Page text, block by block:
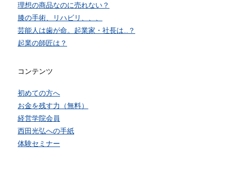
理想の商品なのに売れない？
膝の手術、リハビリ、、、
芸能人は歯が命。起業家・社長は…？
起業の師匠は？
コンテンツ
初めての方へ
お金を残す力（無料）
経営学院会員
西田光弘への手紙
体験セミナー